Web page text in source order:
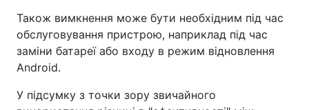
Також вимкнення може бути необхідним під час
обслуговування пристрою, наприклад під час
заміни батареї або входу в режим відновлення
Android.
У підсумку з точки зору звичайного